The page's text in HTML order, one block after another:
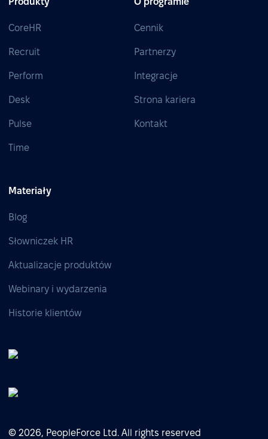
CoreHR
Recruit
Perform
Desk
Pulse
Time
Cennik
Partnerzy
Integracje
Strona kariera
Kontakt
Materiały
Blog
Słowniczek HR
Aktualizacje produktów
Webinary i wydarzenia
Historie klientów
© 2026, PeopleForce Ltd. All rights reserved